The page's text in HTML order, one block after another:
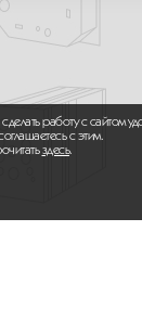
работу с сайтом
с этим.
здесь.